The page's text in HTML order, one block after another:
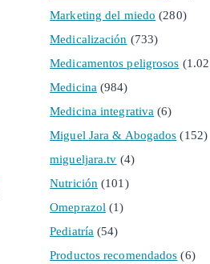
Marketing del miedo (280)
Medicalización (733)
Medicamentos peligrosos
Medicina (984)
Medicina integrativa (6)
Miguel Jara & Abogados (152)
migueljara.tv (4)
Nutrición (101)
Omeprazol (1)
Pediatría (54)
Productos recomendados (6)